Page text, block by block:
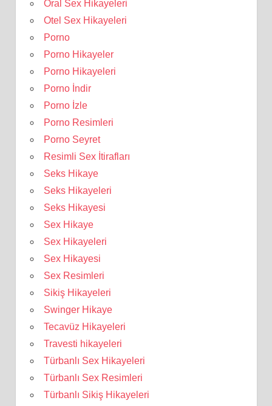
Oral Sex Hikayeleri
Otel Sex Hikayeleri
Porno
Porno Hikayeler
Porno Hikayeleri
Porno İndir
Porno İzle
Porno Resimleri
Porno Seyret
Resimli Sex İtirafları
Seks Hikaye
Seks Hikayeleri
Seks Hikayesi
Sex Hikaye
Sex Hikayeleri
Sex Hikayesi
Sex Resimleri
Sikiş Hikayeleri
Swinger Hikaye
Tecavüz Hikayeleri
Travesti hikayeleri
Türbanlı Sex Hikayeleri
Türbanlı Sex Resimleri
Türbanlı Sikiş Hikayeleri